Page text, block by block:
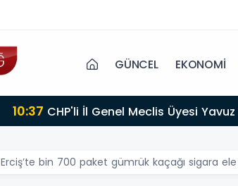
GÜNCEL EKONOMİ
10:37 CHP'li İl Genel Meclis Üyesi
Erciş’te bin 700 paket gümrük kaçağı sigara